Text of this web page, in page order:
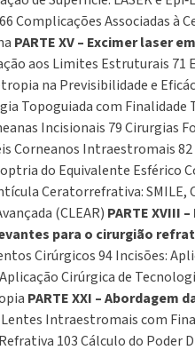
Complicações Associadas à
PARTE XV – Excimer laser
aos Limites Estruturais 71
na Previsibilidade e
Topoguiada com Finalidade
Incisionais 79 Cirurgias
Corneanos Intraestromais 82
do Equivalente Esférico
Ceratorrefrativa: SMILE,
(CLEAR) PARTE XVIII
para o cirurgião
Cirúrgicos 94 Incisões:
Cirúrgica de
PARTE XXI – Abordagem
Intraestromais com
103 Cálculo do Poder